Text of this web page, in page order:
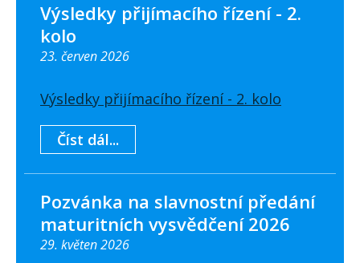
Výsledky přijímacího řízení - 2.
kolo
23. červen 2026
Výsledky přijímacího řízení - 2. kolo
Číst dál...
Pozvánka na slavnostní předání
maturitních vysvědčení 2026
29. květen 2026